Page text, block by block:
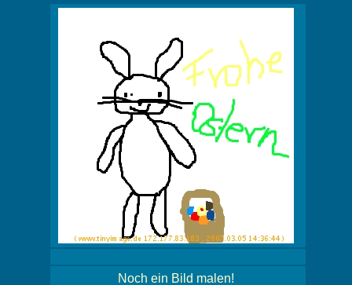
Noch ein Bild malen!